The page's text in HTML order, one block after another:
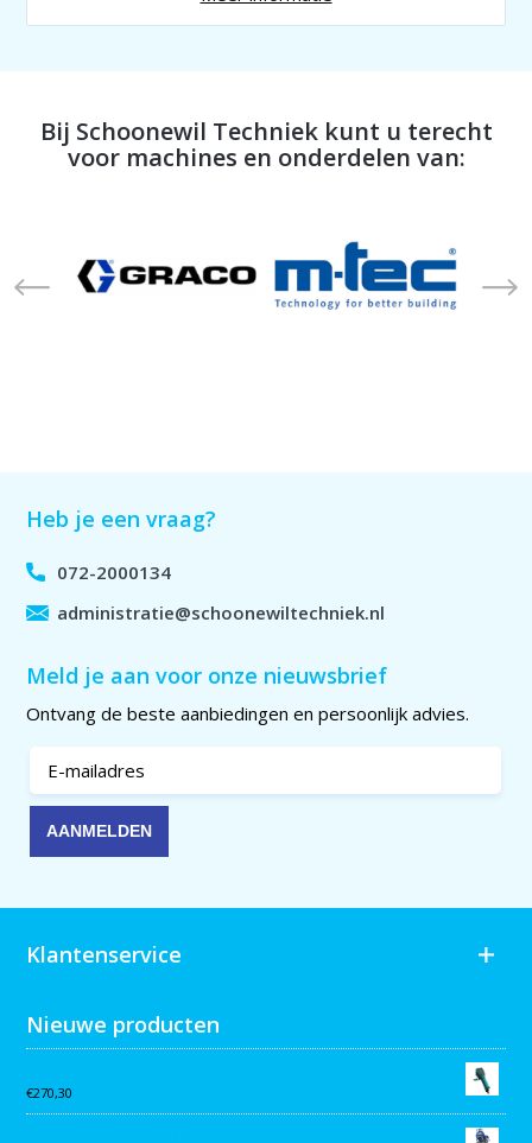
Bij Schoonewil Techniek kunt u terecht
voor machines en onderdelen van:
Volgende
Heb je een vraag?
072-2000134
administratie@schoonewiltechniek.nl
Meld je aan voor onze nieuwsbrief
Ontvang de beste aanbiedingen en persoonlijk advies.
Klantenservice
Nieuwe producten
€270,30